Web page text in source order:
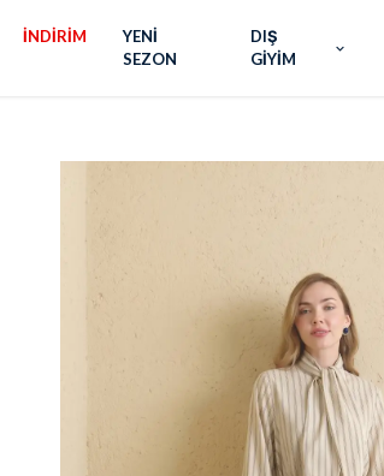
İNDİRİM
YENİ
SEZON
DIŞ
GİYİM